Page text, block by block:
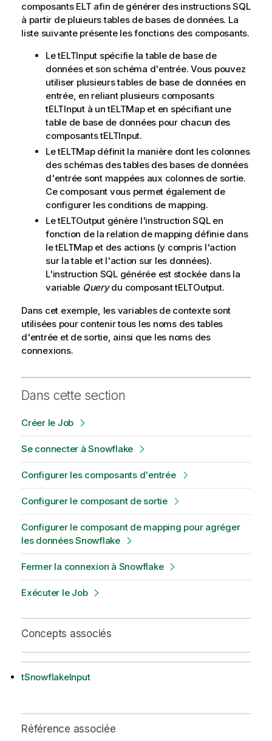
composants ELT afin de générer des instructions SQL
à partir de pluieurs tables de bases de données. La
liste suivante présente les fonctions des composants.
Le tELTInput spécifie la table de base de
données et son schéma d'entrée. Vous pouvez
utiliser plusieurs tables de base de données en
entrée, en reliant plusieurs composants
tELTInput à un tELTMap et en spécifiant une
table de base de données pour chacun des
composants tELTInput.
Le tELTMap définit la manière dont les colonnes
des schémas des tables des bases de données
d'entrée sont mappées aux colonnes de sortie.
Ce composant vous permet également de
configurer les conditions de mapping.
Le tELTOutput génère l'instruction SQL en
fonction de la relation de mapping définie dans
le tELTMap et des actions (y compris l'action
sur la table et l'action sur les données).
L'instruction SQL générée est stockée dans la
variable Querydu composant tELTOutput.
Dans cet exemple, les variables de contexte sont
utilisées pour contenir tous les noms des tables
d'entrée et de sortie, ainsi que les noms des
connexions.
Dans cette section
Créer le Job
Se connecter à Snowflake
Configurer les composants d'entrée
Configurer le composant de sortie
Configurer le composant de mapping pour agréger
les données Snowflake
Fermer la connexion à Snowflake
Exécuter le Job
Concepts associés
tSnowflakeInput
Référence associée